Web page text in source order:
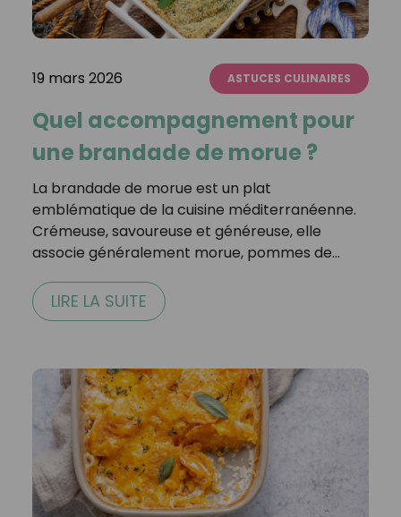
19 mars 2026 ASTUCES CULINAIRES
Quel accompagnement pour
une brandade de morue ?
La brandade de morue est un plat
emblématique de la cuisine méditerranéenne.
Crémeuse, savoureuse et généreuse, elle
associe généralement morue, pommes de…
LIRE LA SUITE